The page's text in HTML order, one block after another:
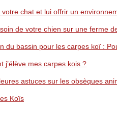
votre chat et lui offrir un
de votre chien sur une ferme
du bassin pour les carpes koï :
j’élève mes carpes kois ?
astuces sur les obsèques
Koïs